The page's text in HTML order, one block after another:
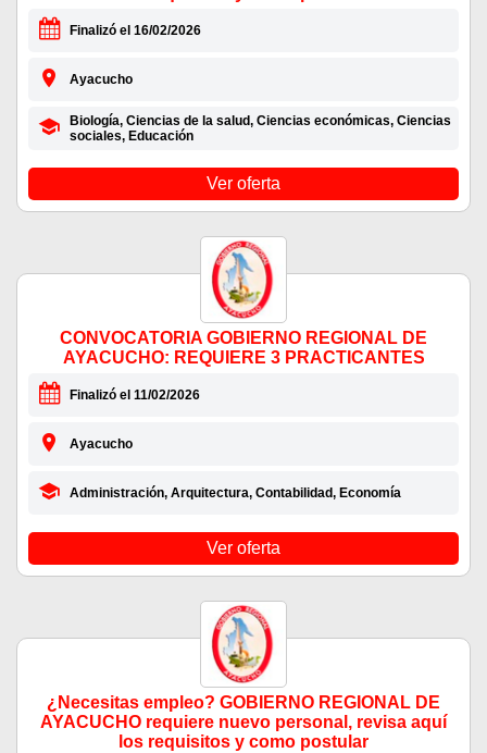
Finalizó el 16/02/2026
Ayacucho
Biología, Ciencias de la salud, Ciencias económicas, Ciencias
sociales, Educación
Ver oferta
CONVOCATORIA GOBIERNO REGIONAL DE
AYACUCHO: REQUIERE 3 PRACTICANTES
Finalizó el 11/02/2026
Ayacucho
Administración, Arquitectura, Contabilidad, Economía
Ver oferta
¿Necesitas empleo? GOBIERNO REGIONAL DE
AYACUCHO requiere nuevo personal, revisa aquí
los requisitos y como postular